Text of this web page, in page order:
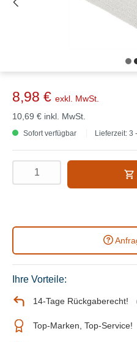
8,98 € exkl. MwSt.
10,69 € inkl. MwSt.
Sofort verfügbar Lieferzeit: 3
Ihre Vorteile:
14-Tage Rückgaberecht!
Top-Marken, Top-Service!